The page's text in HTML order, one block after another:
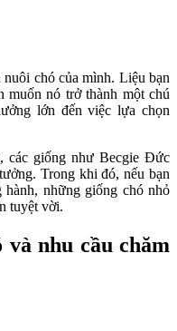
chó của mình. Liệu bạn
muốn nó trở thành một chú
lớn đến việc lựa chọn
các giống như Becgie Đức
Trong khi đó, nếu bạn
những giống chó nhỏ
tuyệt vời.
và nhu cầu chăm